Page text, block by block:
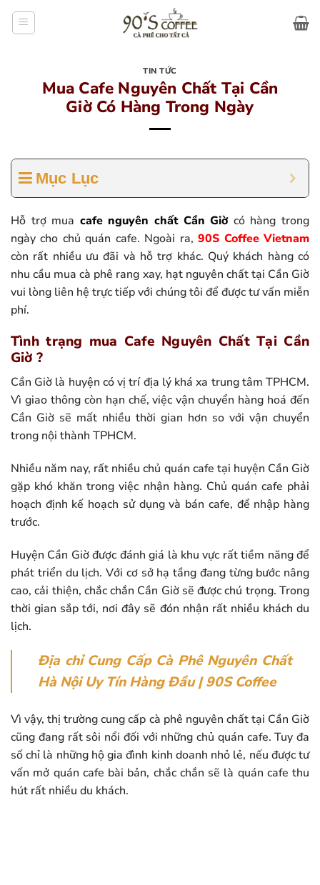
TIN TỨC
Mua Cafe Nguyên Chất Tại Cần
Giờ Có Hàng Trong Ngày
Mục Lục
Hỗ trợ mua cafe nguyên chất Cần Giờ có hàng trong
ngày cho chủ quán cafe. Ngoài ra,90S Coffee Vietnam
còn rất nhiều ưu đãi và hỗ trợ khác. Quý khách hàng có
nhu cầu mua cà phê rang xay, hạt nguyên chất tại Cần Giờ
vui lòng liên hệ trực tiếp với chúng tôi để được tư vấn miễn
phí.
Tình trạng mua Cafe Nguyên Chất Tại Cần
Giờ ?
Cần Giờ là huyện có vị trí địa lý khá xa trung tâm TPHCM.
Vì giao thông còn hạn chế, việc vận chuyển hàng hoá đến
Cần Giờ sẽ mất nhiều thời gian hơn so với vận chuyển
trong nội thành TPHCM.
Nhiều năm nay, rất nhiều chủ quán cafe tại huyện Cần Giờ
gặp khó khăn trong việc nhận hàng. Chủ quán cafe phải
hoạch định kế hoạch sử dụng và bán cafe, để nhập hàng
trước.
Huyện Cần Giờ được đánh giá là khu vực rất tiềm năng để
phát triển du lịch. Với cơ sở hạ tầng đang từng bước nâng
cao, cải thiện, chắc chắn Cần Giờ sẽ được chú trọng. Trong
thời gian sắp tới, nơi đây sẽ đón nhận rất nhiều khách du
lịch.
Địa chỉ Cung Cấp Cà Phê Nguyên Chất
Hà Nội Uy Tín Hàng Đầu | 90S Coffee
Vì vậy, thị trường cung cấp cà phê nguyên chất tại Cần Giờ
cũng đang rất sôi nổi đối với những chủ quán cafe. Tuy đa
số chỉ là những hộ gia đình kinh doanh nhỏ lẻ, nếu được tư
vấn mở quán cafe bài bản, chắc chắn sẽ là quán cafe thu
hút rất nhiều du khách.